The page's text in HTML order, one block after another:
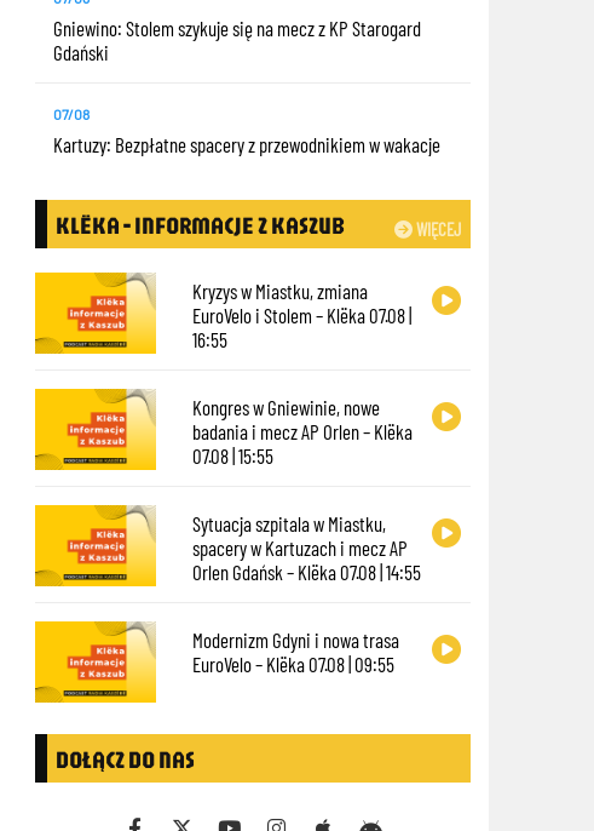
Gniewino: Stolem szykuje się na mecz z KP Starogard
Gdański
07/08
Kartuzy: Bezpłatne spacery z przewodnikiem w wakacje
WIĘCEJ
KLËKA - INFORMACJE Z KASZUB
Kryzys w Miastku, zmiana
EuroVelo i Stolem – Klëka 07.08 |
16:55
Kongres w Gniewinie, nowe
badania i mecz AP Orlen – Klëka
07.08 | 15:55
Sytuacja szpitala w Miastku,
spacery w Kartuzach i mecz AP
Orlen Gdańsk – Klëka 07.08 | 14:55
Modernizm Gdyni i nowa trasa
EuroVelo – Klëka 07.08 | 09:55
DOŁĄCZ DO NAS